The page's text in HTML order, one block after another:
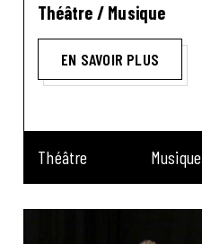
Théâtre / Musique
EN SAVOIR PLUS
Théâtre Musique